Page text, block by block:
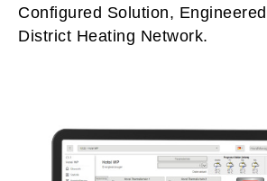
Configured Solution,
District Heating Network.